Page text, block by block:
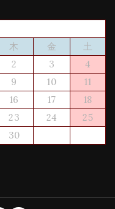
木 金
土
2 3
4
9 10
11
16 17
18
23 24
25
30